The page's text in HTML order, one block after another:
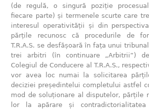
(de regulă, o singură poziție
fiecare parte) și termenele scurte care
interesul operativității și din
părțile recunosc că procedurile de
T.R.A.S. se desfășoară în fața unui
trei arbitri (în continuare „Arbitrii”)
Colegiul de Conducere al T.R.A.S.,
vor avea loc numai la solicitarea
deciziei președintelui completului astfel
mod de soluționare al disputelor, părțile
lor la apărare și contradictorialitatea